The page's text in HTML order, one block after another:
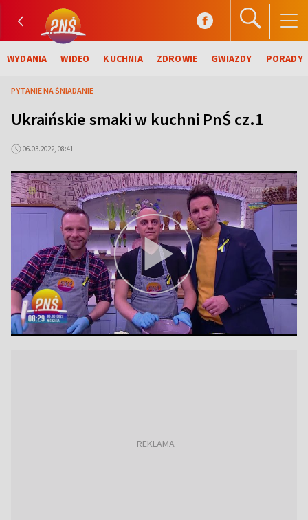
WYDANIA WIDEO KUCHNIA ZDROWIE GWIAZDY PORADY
PYTANIE NA ŚNIADANIE
Ukraińskie smaki w kuchni PnŚ cz.1
06.03.2022, 08:41